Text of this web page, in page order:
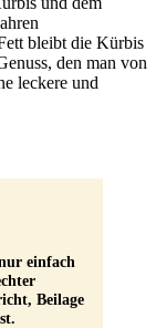
bleibt die Kürbis
den man von
leckere und
einfach
Beilage